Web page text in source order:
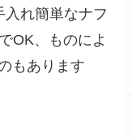
れ簡単なナフ
OK、ものによ
もあります